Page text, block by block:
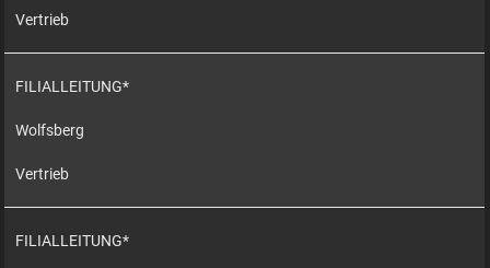
Vertrieb
FILIALLEITUNG*
Wolfsberg
Vertrieb
FILIALLEITUNG*